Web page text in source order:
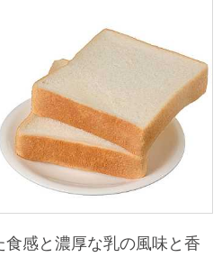
ップ
スの重点課題
感と濃厚な乳の風味と香